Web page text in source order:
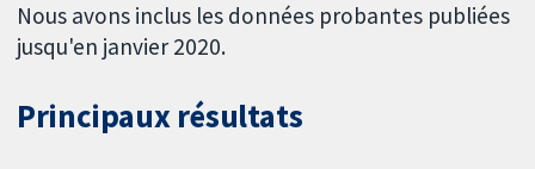
Nous avons inclus les données probantes publiées
jusqu'en janvier 2020.
Principaux résultats